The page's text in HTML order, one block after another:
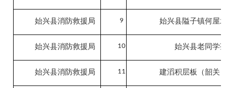
始兴县消防救援局 9 始兴县隘子镇何屋
始兴县消防救援局 10 始兴县老同学
始兴县消防救援局 11 建滔积层板（韶关